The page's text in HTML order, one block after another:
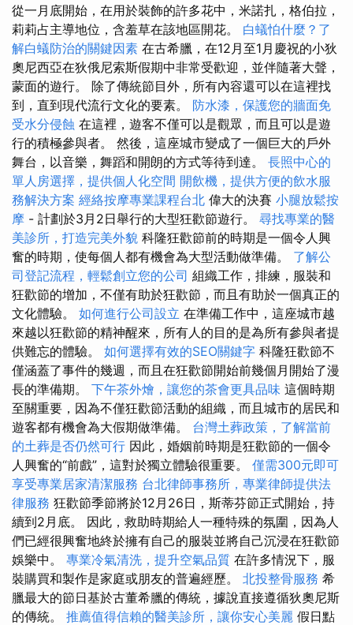
從一月底開始，在用於裝飾的許多花中，米諾扎，格伯拉，
莉莉占主導地位，含羞草在該地區開花。 白蟻怕什麼？了
解白蟻防治的關鍵因素 在古希臘，在12月至1月慶祝的小狄
奧尼西亞在狄俄尼索斯假期中非常受歡迎，並伴隨著大聲，
蒙面的遊行。 除了傳統節目外，所有內容還可以在這裡找
到，直到現代流行文化的要素。 防水漆，保護您的牆面免
受水分侵蝕 在這裡，遊客不僅可以是觀眾，而且可以是遊
行的積極參與者。 然後，這座城市變成了一個巨大的戶外
舞台，以音樂，舞蹈和開朗的方式等待到達。 長照中心的
單人房選擇，提供個人化空間 開飲機，提供方便的飲水服
務解決方案 經絡按摩專業課程台北 偉大的決賽 小腿放鬆按
摩 - 計劃於3月2日舉行的大型狂歡節遊行。 尋找專業的醫
美診所，打造完美外貌 科隆狂歡節前的時期是一個令人興
奮的時期，使每個人都有機會為大型活動做準備。 了解公
司登記流程，輕鬆創立您的公司 組織工作，排練，服裝和
狂歡節的增加，不僅有助於狂歡節，而且有助於一個真正的
文化體驗。 如何進行公司設立 在準備工作中，這座城市越
來越以狂歡節的精神醒來，所有人的目的是為所有參與者提
供難忘的體驗。 如何選擇有效的SEO關鍵字 科隆狂歡節不
僅涵蓋了事件的幾週，而且在狂歡節開始前幾個月開始了漫
長的準備期。 下午茶外燴，讓您的茶會更具品味 這個時期
至關重要，因為不僅狂歡節活動的組織，而且城市的居民和
遊客都有機會為大假期做準備。 台灣土葬政策，了解當前
的土葬是否仍然可行 因此，婚姻前時期是狂歡節的一個令
人興奮的“前戲”，這對於獨立體驗很重要。 僅需300元即可
享受專業居家清潔服務 台北律師事務所，專業律師提供法
律服務 狂歡節季節將於12月26日，斯蒂芬節正式開始，持
續到2月底。 因此，救助時期給人一種特殊的氛圍，因為人
們已經很興奮地終於擁有自己的服裝並將自己沉浸在狂歡節
娛樂中。 專業冷氣清洗，提升空氣品質 在許多情況下，服
裝購買和製作是家庭或朋友的普遍經歷。 北投整骨服務 希
臘最大的節日基於古董希臘的傳統，據說直接遵循狄奧尼斯
的傳統。 推薦值得信賴的醫美診所，讓你安心美麗 假日點